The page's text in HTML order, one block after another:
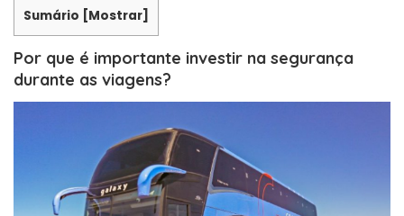
Sumário [Mostrar]
Por que é importante investir na segurança
durante as viagens?